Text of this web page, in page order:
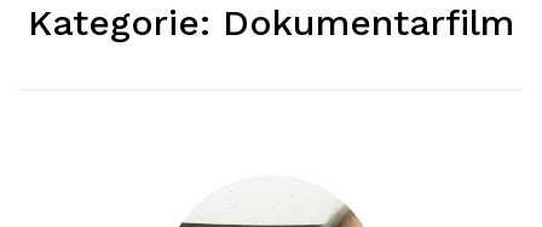
Kategorie: Dokumentarfilm